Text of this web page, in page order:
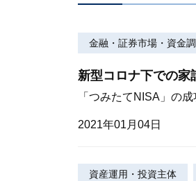
金融・証券市場・資金
新型コロナ下での家
「つみたてNISA」の
2021年01月04日
資産運用・投資主体